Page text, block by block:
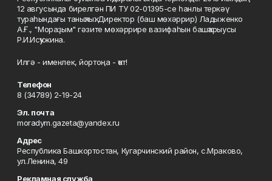
12 авгусында бирелгән ПИ ТУ 02-01395-се һанлы теркәү
тураһындағы таныҡлыҡ. Директор (баш мөхәррир) Ладыженко
А.Ғ., "Мораҙым" гәзите мөхәррире вазифаһын башҡарыусы
Р.И.Исҡужина.
Илгә - именлек, йортоңа - ҡот!
Телефон
8 (34789) 2-19-24
Эл. почта
moradym.gazeta@yandex.ru
Адрес
Республика Башкортостан, Кугарчинский район, с.Мраково,
ул.Ленина, 49
Рекламная служба